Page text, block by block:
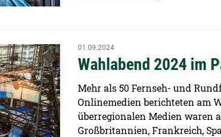
Wahlabend 2024 im
01.09.2024
Mehr als 50 Fernseh- und
Onlinemedien berichteten am
überregionalen Medien waren
Großbritannien, Frankreich,